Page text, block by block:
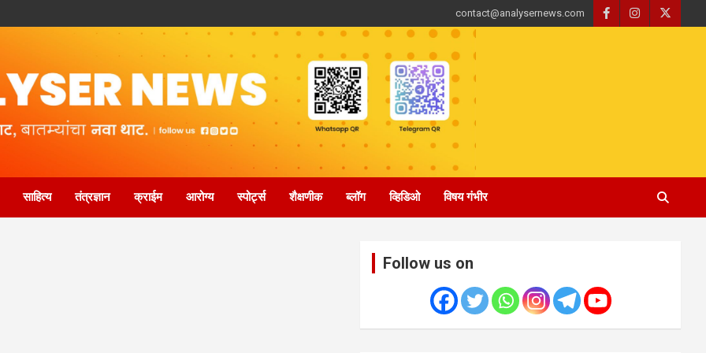
contact@analysernews.com
साहित्य तंत्रज्ञान क्राईम आरोग्य स्पोर्ट्स शैक्षणीक ब्लॉग व्हिडिओ विषय गंभीर
Follow us on